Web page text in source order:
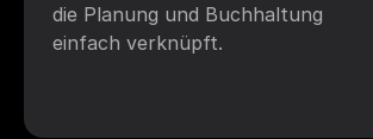
die Planung und Buchhaltung
einfach verknüpft.